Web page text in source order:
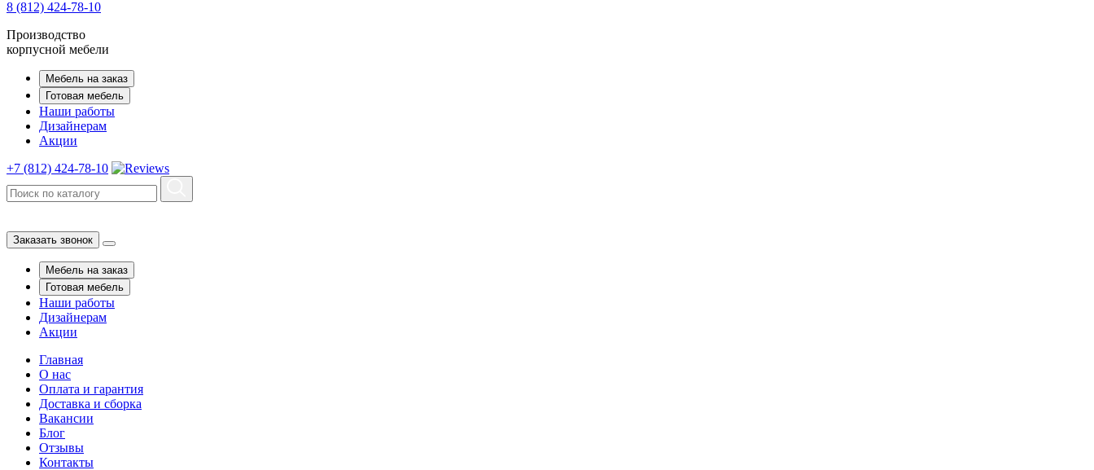
8 (812) 424-78-10
Производство
корпусной мебели
Мебель на заказ
Готовая мебель
Наши работы
Дизайнерам
Акции
+7 (812) 424-78-10
Заказать звонок
Мебель на заказ
Готовая мебель
Наши работы
Дизайнерам
Акции
Главная
О нас
Оплата и гарантия
Доставка и сборка
Вакансии
Блог
Отзывы
Контакты